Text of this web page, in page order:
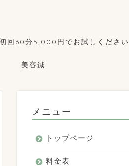
回60分5,000円でお試しください
美容鍼
メニュー
トップページ
料金表